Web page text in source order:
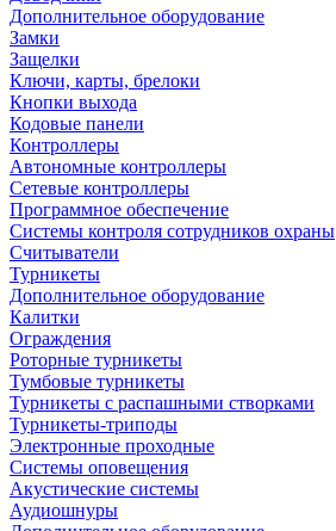
Дополнительное оборудование
Замки
Защелки
Ключи, карты, брелоки
Кнопки выхода
Кодовые панели
Контроллеры
Автономные контроллеры
Сетевые контроллеры
Программное обеспечение
Системы контроля сотрудников охраны
Считыватели
Турникеты
Дополнительное оборудование
Калитки
Ограждения
Роторные турникеты
Тумбовые турникеты
Турникеты с распашными створками
Турникеты-триподы
Электронные проходные
Системы оповещения
Акустические системы
Аудиошнуры